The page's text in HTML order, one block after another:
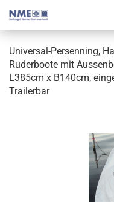
Universal-Persenning,
Ruderboote mit
L385cm x B140cm,
Trailerbar